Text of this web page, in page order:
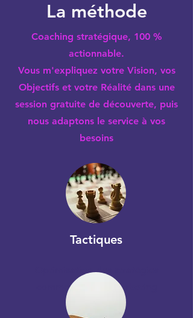
La méthode
Coaching stratégique, 100 %
actionnable.
Vous m'expliquez votre Vision, vos
Objectifs et votre Réalité dans une
session gratuite de découverte, puis
nous adaptons le service à vos
besoins
Tactiques
Optimisation des stratégies
commerciales & Marketing